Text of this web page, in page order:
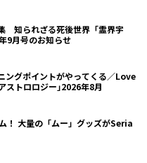
知られざる死後世界「霊界宇
9月号のお知らせ
ングポイントがやってくる／Love
ストロロジー｣2026年8月
！ 大量の「ムー」グッズがSeria